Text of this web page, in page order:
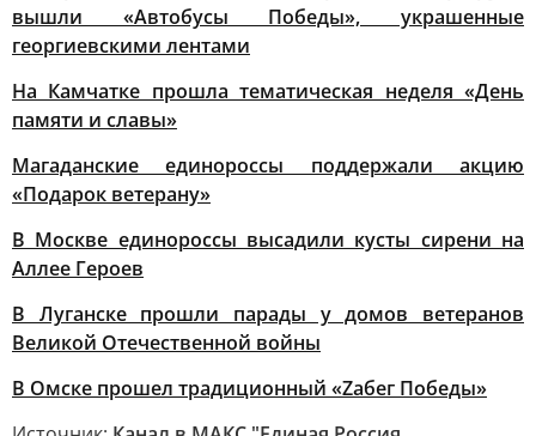
вышли «Автобусы Победы», украшенные
георгиевскими лентами
На Камчатке прошла тематическая неделя «День
памяти и славы»
Магаданские единороссы поддержали акцию
«Подарок ветерану»
В Москве единороссы высадили кусты сирени на
Аллее Героев
В Луганске прошли парады у домов ветеранов
Великой Отечественной войны
В Омске прошел традиционный «Zабег Победы»